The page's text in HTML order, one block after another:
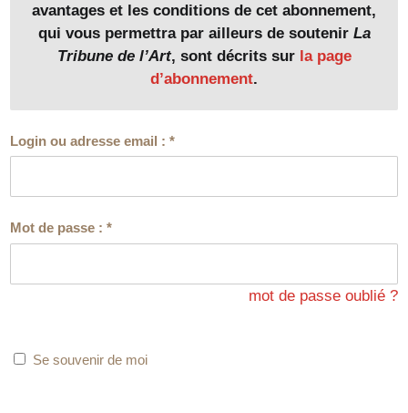
avantages et les conditions de cet abonnement,
qui vous permettra par ailleurs de soutenir La
Tribune de l’Art, sont décrits sur la page
d’abonnement.
Login ou adresse email :*
Mot de passe :*
mot de passe oublié ?
Se souvenir de moi